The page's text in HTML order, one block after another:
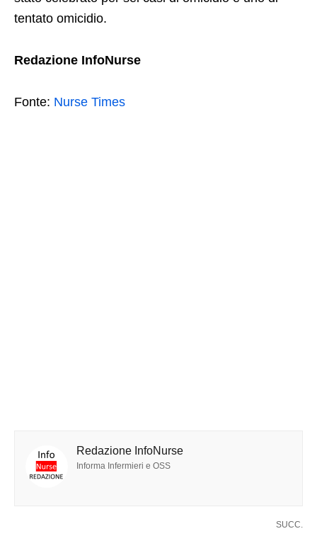
tentato omicidio.
Redazione InfoNurse
Fonte: Nurse Times
Redazione InfoNurse
Informa Infermieri e OSS
SUCC.